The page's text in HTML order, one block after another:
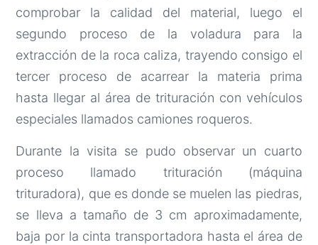
comprobar la calidad del material, luego el
segundo proceso de la voladura para la
extracción de la roca caliza, trayendo consigo el
tercer proceso de acarrear la materia prima
hasta llegar al área de trituración con vehículos
especiales llamados camiones roqueros.
Durante la visita se pudo observar un cuarto
proceso llamado trituración (máquina
trituradora), que es donde se muelen las piedras,
se lleva a tamaño de 3 cm aproximadamente,
baja por la cinta transportadora hasta el área de